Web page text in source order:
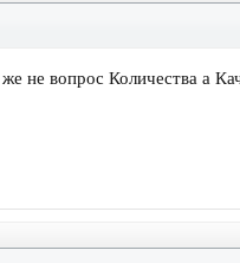
не вопрос Количества а